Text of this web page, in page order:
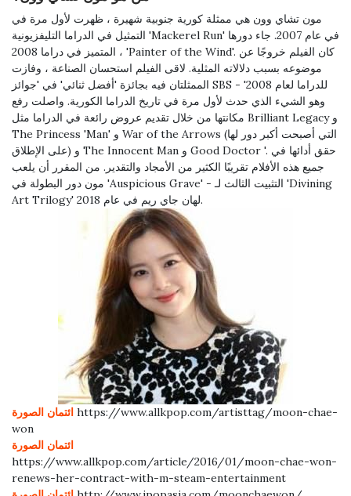
مون تشاي وون هي ممثلة كورية جنوبية شهيرة ، ظهرت لأول مرة في
التمثيل في الدراما التليفزيونية 'Mackerel Run' في عام 2007. جاء دورها
المتميز في دراما 2008 ، 'Painter of the Wind'. كان الفيلم خروجًا عن
موضوعه بسبب دلالاته المثلية. لاقى الفيلم استحسان الصناعة ، وفازت
الممثلتان فيه بجائزة 'أفضل ثنائي' في 'جوائز SBS للدراما لعام 2008' -
وهو الشيء الذي حدث لأول مرة في تاريخ الدراما الكورية. واصلت رفع
مكانتها من خلال تقديم عروض رائعة في الدراما مثل Brilliant Legacy و
The Princess 'Man' و War of the Arrows (التي أصبحت أكبر دور لها
على الإطلاق) و The Innocent Man و Good Doctor '. حقق أدائها في
جميع هذه الأفلام تقريبًا الكثير من الأمجاد والتقدير. من المقرر أن يلعب
مون دور البطولة في 'Auspicious Grave' - ​​التثبيت الثالث لـ 'Divining
Art Trilogy' لهان جاي ريم في عام 2018.
ائتمان الصورة https://www.allkpop.com/artisttag/moon-chae-
won
ائتمان الصورة
https://www.allkpop.com/article/2016/01/moon-chae-won-
renews-her-contract-with-m-steam-entertainment